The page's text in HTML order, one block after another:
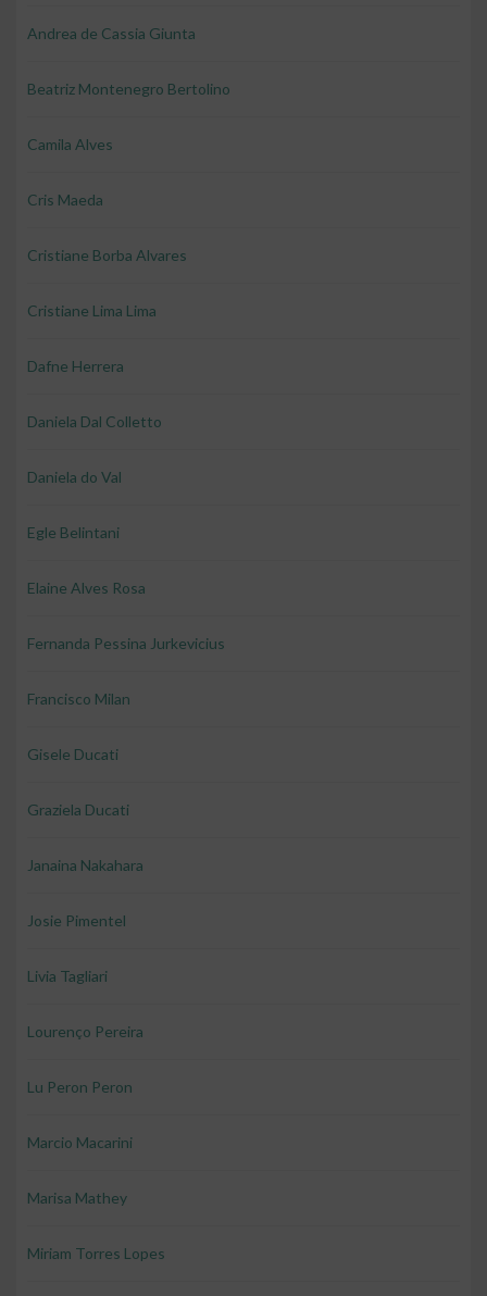
Andrea de Cassia Giunta
Beatriz Montenegro Bertolino
Camila Alves
Cris Maeda
Cristiane Borba Alvares
Cristiane Lima Lima
Dafne Herrera
Daniela Dal Colletto
Daniela do Val
Egle Belintani
Elaine Alves Rosa
Fernanda Pessina Jurkevicius
Francisco Milan
Gisele Ducati
Graziela Ducati
Janaina Nakahara
Josie Pimentel
Livia Tagliari
Lourenço Pereira
Lu Peron Peron
Marcio Macarini
Marisa Mathey
Miriam Torres Lopes